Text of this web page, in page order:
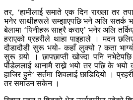
तर, ‘हामीलाई समाते एक दिन राख्ला तर
भनेर साथीहरूले सम्झाएपछि भने अलि सतर्क
बेलामा ‘यिनीहरू साह्रै कराए’ भनेर अलि
हराएको प्रहरीले थाहा पाइहाले । मदन
दौडादौडी सुरू भयो- कहाँ लुक्यो ? कता
सुरू गर्‍यो । छापछाप्ती खोज्दा पनि
पौडेललाई थानामै राख्ने भयो तर पछि के भयो
हाजिर हुने’ सर्तमा शिवलाई छाडिदियो ।
तर समाउन सकेन ।